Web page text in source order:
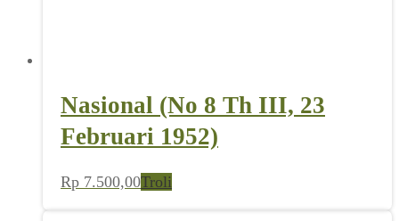
Nasional (No 8 Th III, 23
Februari 1952)
Rp 7.500,00Troli